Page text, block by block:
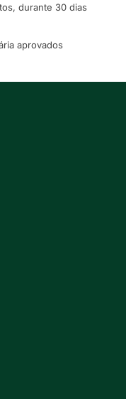
durante 30 dias
aprovados